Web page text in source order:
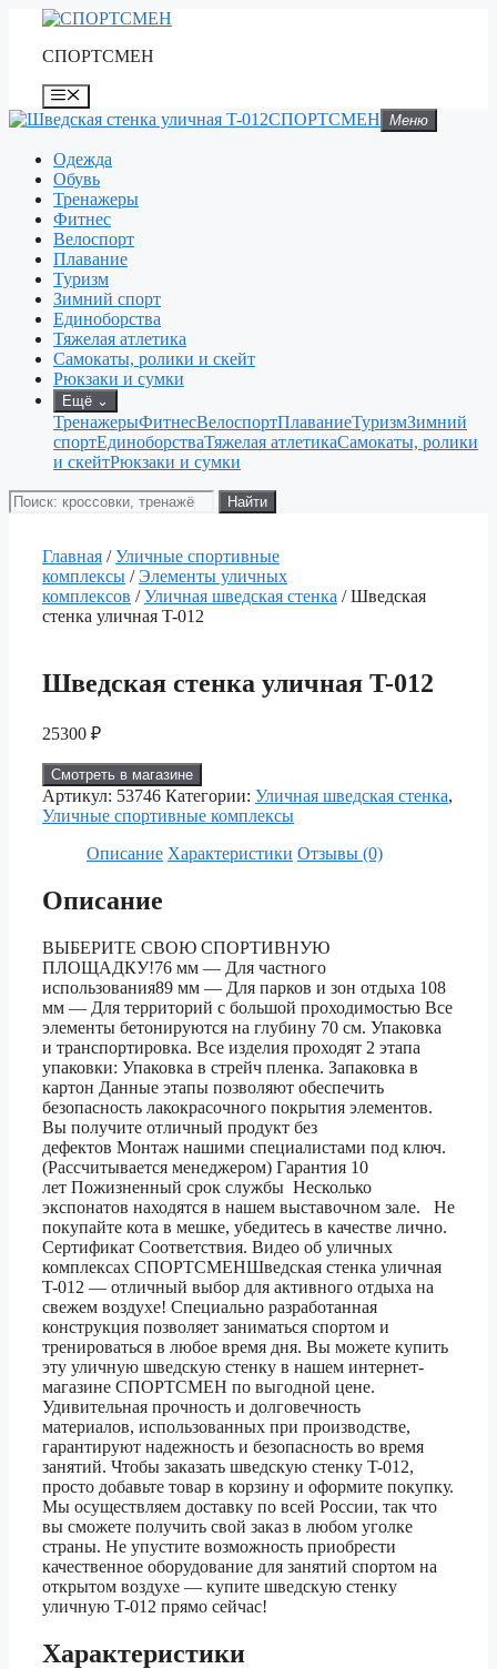
Перейти
содержимому
СПОРТСМЕН
Меню
СПОРТСМЕН Меню
Одежда
Обувь
Тренажеры
Фитнес
Велоспорт
Плавание
Туризм
Зимний спорт
Единоборства
Тяжелая атлетика
Самокаты, ролики и скейт
Рюкзаки и сумки
Ещё ⌄
ТренажерыФитнесВелоспортПлаваниеТуризмЗимний
спортЕдиноборстваТяжелая атлетикаСамокаты, ролики
и скейтРюкзаки и сумки
Поиск
товаров
Найти
Главная /Уличные спортивные
комплексы / Элементы уличных
комплексов /Уличная шведская стенка / Шведская
стенка уличная T-012
Шведская стенка уличная T-012
25300 ₽
Смотреть в магазине
Артикул: 53746 Категории: Уличная шведская стенка,
Уличные спортивные комплексы
Описание Характеристики Отзывы (0)
Описание
ВЫБЕРИТЕ СВОЮ СПОРТИВНУЮ
ПЛОЩАДКУ!76 мм — Для частного
использования89 мм — Для парков и зон отдыха 108
мм — Для территорий с большой проходимостью Все
элементы бетонируются на глубину 70 см. Упаковка
и транспортировка. Все изделия проходят 2 этапа
упаковки: Упаковка в стрейч пленка. Запаковка в
картон Данные этапы позволяют обеспечить
безопасность лакокрасочного покрытия элементов.
Вы получите отличный продукт без
дефектов Монтаж нашими специалистами под ключ.
(Рассчитывается менеджером) Гарантия 10
лет Пожизненный срок службы Несколько
экспонатов находятся в нашем выставочном зале. Не
покупайте кота в мешке, убедитесь в качестве лично.
Сертификат Соответствия. Видео об уличных
комплексах СПОРТСМЕНШведская стенка уличная
T-012 — отличный выбор для активного отдыха на
свежем воздухе! Специально разработанная
конструкция позволяет заниматься спортом и
тренироваться в любое время дня. Вы можете купить
эту уличную шведскую стенку в нашем интернет-
магазине СПОРТСМЕН по выгодной цене.
Удивительная прочность и долговечность
материалов, использованных при производстве,
гарантируют надежность и безопасность во время
занятий. Чтобы заказать шведскую стенку T-012,
просто добавьте товар в корзину и оформите покупку.
Мы осуществляем доставку по всей России, так что
вы сможете получить свой заказ в любом уголке
страны. Не упустите возможность приобрести
качественное оборудование для занятий спортом на
открытом воздухе — купите шведскую стенку
уличную T-012 прямо сейчас!
Характеристики